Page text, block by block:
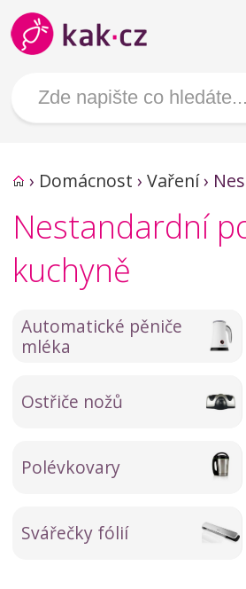
› Domácnost › Vaření›
Nestandardní
kuchyně
Automatické pěniče
mléka
Ostřiče nožů
Polévkovary
Svářečky fólií